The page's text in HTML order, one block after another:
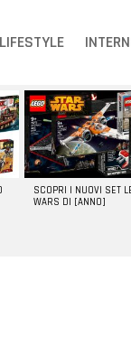
LIFESTYLE
SCOPRI I NUOVI SET
WARS DI [ANNO]